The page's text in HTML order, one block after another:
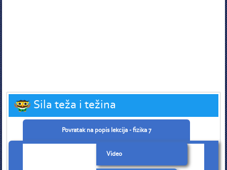
Sila teža i težina
Povratak na popis lekcija - fizika 7
Video